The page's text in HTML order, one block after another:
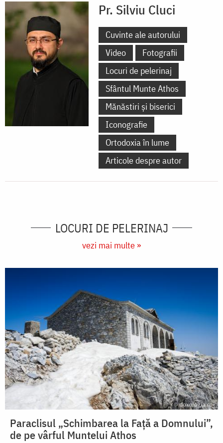
Pr. Silviu Cluci
Cuvinte ale autorului
Video
Fotografii
Locuri de pelerinaj
Sfântul Munte Athos
Mănăstiri și biserici
Iconografie
Ortodoxia în lume
Articole despre autor
LOCURI DE PELERINAJ
vezi mai multe »
Paraclisul „Schimbarea la Față a Domnului”,
de pe vârful Muntelui Athos